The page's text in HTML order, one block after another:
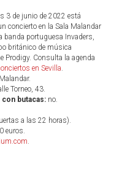
3 de junio de 2022 está
concierto en la Sala Malandar
banda portuguesa Invaders,
británico de música
Prodigy. Consulta la agenda
en Sevilla.
Torneo, 43.
butacas:no.
a las 22 horas).
euros.
.